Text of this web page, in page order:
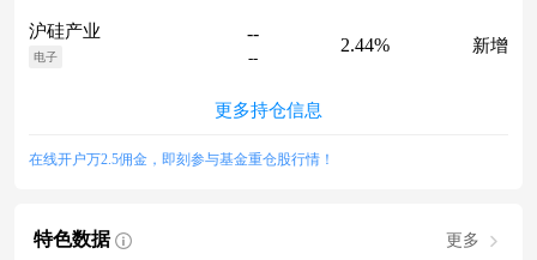
沪硅产业
电子
--
--
2.44% 新增
更多持仓信息
在线开户万2.5佣金，即刻参与基金重仓股行情！
特色数据 更多